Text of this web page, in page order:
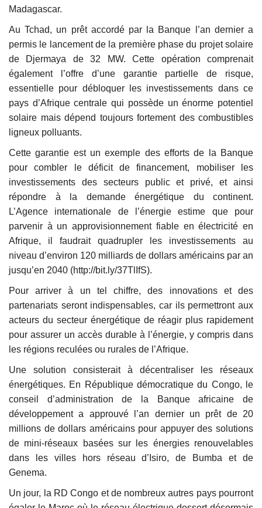
Madagascar.
Au Tchad, un prêt accordé par la Banque l’an dernier a
permis le lancement de la première phase du projet solaire
de Djermaya de 32 MW. Cette opération comprenait
également l’offre d’une garantie partielle de risque,
essentielle pour débloquer les investissements dans ce
pays d’Afrique centrale qui possède un énorme potentiel
solaire mais dépend toujours fortement des combustibles
ligneux polluants.
Cette garantie est un exemple des efforts de la Banque
pour combler le déficit de financement, mobiliser les
investissements des secteurs public et privé, et ainsi
répondre à la demande énergétique du continent.
L’Agence internationale de l’énergie estime que pour
parvenir à un approvisionnement fiable en électricité en
Afrique, il faudrait quadrupler les investissements au
niveau d’environ 120 milliards de dollars américains par an
jusqu’en 2040 (http://bit.ly/37TlIfS).
Pour arriver à un tel chiffre, des innovations et des
partenariats seront indispensables, car ils permettront aux
acteurs du secteur énergétique de réagir plus rapidement
pour assurer un accès durable à l’énergie, y compris dans
les régions reculées ou rurales de l’Afrique.
Une solution consisterait à décentraliser les réseaux
énergétiques. En République démocratique du Congo, le
conseil d’administration de la Banque africaine de
développement a approuvé l’an dernier un prêt de 20
millions de dollars américains pour appuyer des solutions
de mini-réseaux basées sur les énergies renouvelables
dans les villes hors réseau d’Isiro, de Bumba et de
Genema.
Un jour, la RD Congo et de nombreux autres pays pourront